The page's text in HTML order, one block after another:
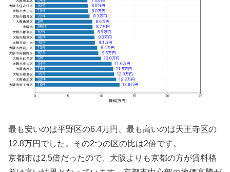
最も安いのは平野区の6.4万円、最も高いのは天王寺区の
12.8万円でした。その2つの区の比は2倍です。
京都市は2.5倍だったので、大阪よりも京都の方が賃料格